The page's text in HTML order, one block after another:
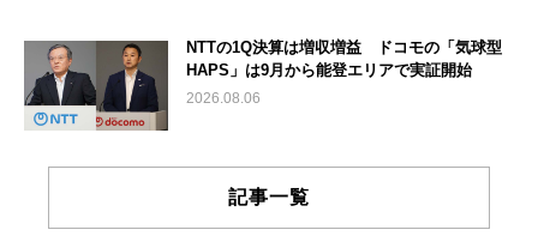
NTTの1Q決算は増収増益 ドコモの「気球型
HAPS」は9月から能登エリアで実証開始
2026.08.06
記事一覧